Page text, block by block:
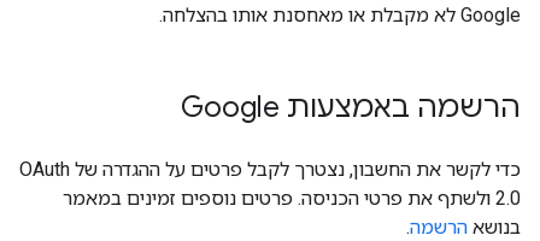
Google לא מקבלת או מאחסנת אותו בהצלחה.
הרשמה באמצעות Google
כדי לקשר את החשבון, נצטרך לקבל פרטים על ההגדרה של OAuth
2.0 ולשתף את פרטי הכניסה. פרטים נוספים זמינים במאמר
בנושא הרשמה.